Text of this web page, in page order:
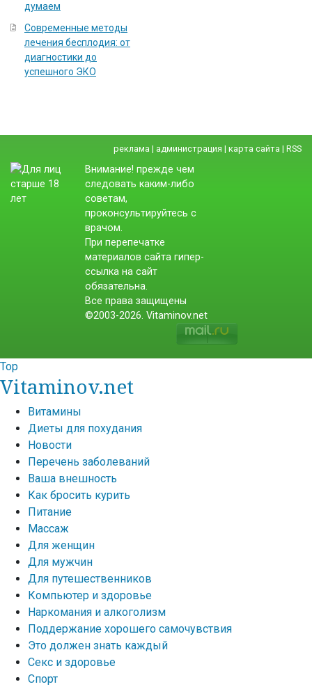
думаем
Современные методы
лечения бесплодия: от
диагностики до
успешного ЭКО
реклама | администрация | карта сайта | RSS
Внимание! прежде чем
следовать каким-либо
советам,
проконсультируйтесь с
врачом.
При перепечатке
материалов сайта гипер-
ссылка на сайт
обязательна.
Все права защищены
©2003-2026. Vitaminov.net
Top
Vitaminov.net
Витамины
Диеты для похудания
Новости
Перечень заболеваний
Ваша внешность
Как бросить курить
Питание
Массаж
Для женщин
Для мужчин
Для путешественников
Компьютер и здоровье
Наркомания и алкоголизм
Поддержание хорошего самочувствия
Это должен знать каждый
Секс и здоровье
Спорт